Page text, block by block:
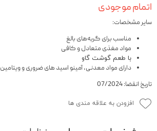
اتمام موجودی
سایر مشخصات:
مناسب برای گربه‌های بالغ
مواد مغذی متعادل و کافی
با طعم گوشت گاو
دارای مواد معدنی، آمینو اسید های ضروری و ویتامین
تاریخ انقضا: 07/2024
افزودن به علاقه مندی ها